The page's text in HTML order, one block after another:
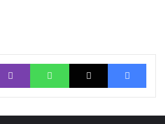
فيسبوك ‫X واتساب